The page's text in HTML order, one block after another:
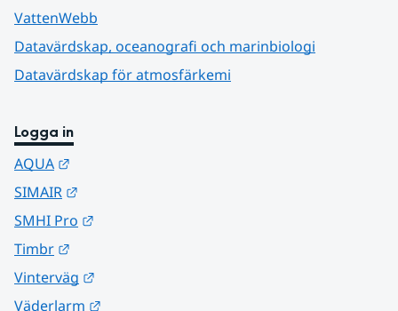
VattenWebb
Datavärdskap, oceanografi och marinbiologi
Datavärdskap för atmosfärkemi
Logga in
AQUA
SIMAIR
SMHI Pro
Timbr
Vinterväg
Väderlarm